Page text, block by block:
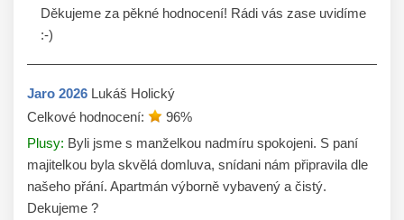
Děkujeme za pěkné hodnocení! Rádi vás zase uvidíme
:-)
Jaro 2026 Lukáš Holický
Celkové hodnocení:
96%
Plusy: Byli jsme s manželkou nadmíru spokojeni. S paní
majitelkou byla skvělá domluva, snídani nám připravila dle
našeho přání. Apartmán výborně vybavený a čistý.
Dekujeme ?